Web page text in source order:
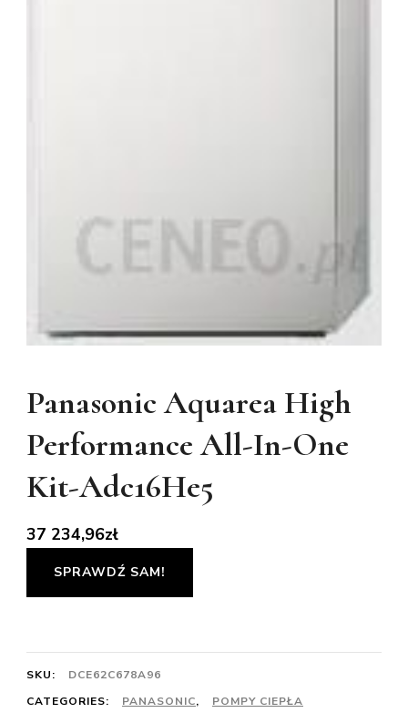
Panasonic Aquarea High
Performance All-In-One
Kit-Adc16He5
37 234,96zł
SPRAWDŹ SAM!
SKU:
DCE62C678A96
CATEGORIES:
PANASONIC,
POMPY CIEPŁA